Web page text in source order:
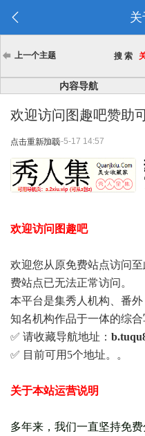
关
上一个主题 搜 索
内容导航
欢迎访问图趣吧赞助
点击重新加载2025-5-17 14:57
欢迎访问图趣吧
欢迎您从原免费站点访问
费站点已无法正常访问。
本平台是集秀人机构、番
知名机构作品于一体的综
✅ 请收藏导航地址：
✅ 目前可用5个地址。。
关于本站运营说明
多年来，我们一直坚持免